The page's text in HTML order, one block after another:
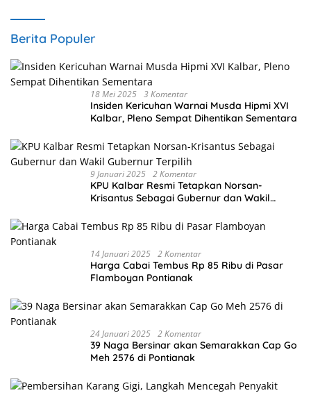
Berita Populer
18 Mei 2025 3 Komentar
Insiden Kericuhan Warnai Musda Hipmi XVI
Kalbar, Pleno Sempat Dihentikan Sementara
9 Januari 2025 2 Komentar
KPU Kalbar Resmi Tetapkan Norsan-
Krisantus Sebagai Gubernur dan Wakil
14 Januari 2025 2 Komentar
Harga Cabai Tembus Rp 85 Ribu di Pasar
Flamboyan Pontianak
24 Januari 2025 2 Komentar
39 Naga Bersinar akan Semarakkan Cap Go
Meh 2576 di Pontianak